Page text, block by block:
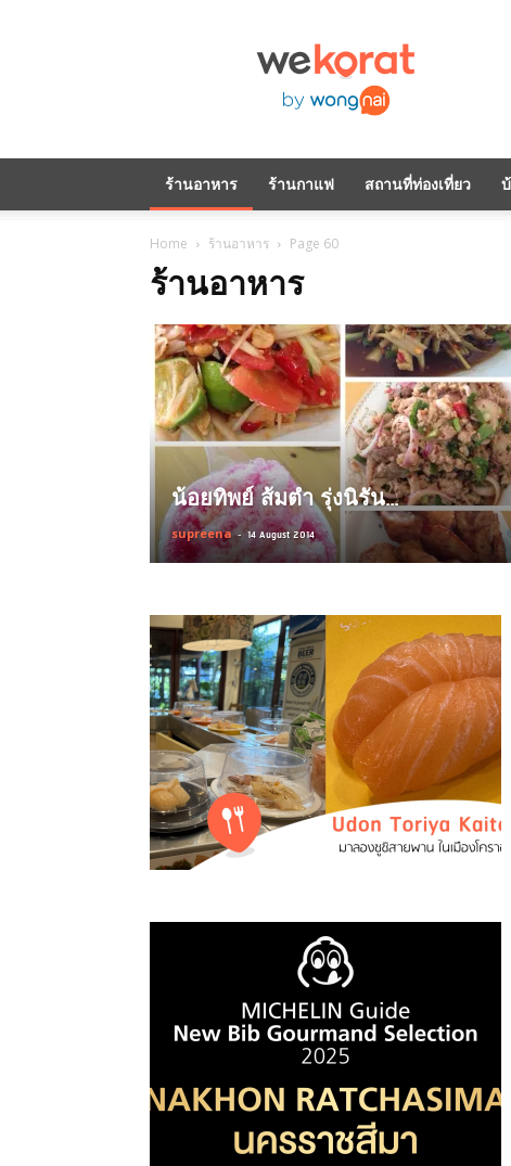
ร้านอาหาร ร้านกาแฟ สถานที่ท่องเที่ยว
Home ร้านอาหาร Page 60
ร้านอาหาร
น้อยทิพย์ ส้มตำ รุ่งนิรัน...
supreena - 14 August 2014